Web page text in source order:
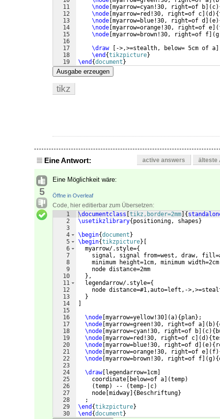
11
12
13
14
15
16
17
18
19
\node myarrow=cyan!30, right=of b ( c)
\node myarrow=red!30, right=of c (d ) {
\node myarrow=blue!30, right=of d (e)
\node myarrow=orange!30, right=of e (
\node myarrow=brown!30, right=of f (g
\draw
->,>=stealth, below= 5cm of a
\end {tikzpicture}
\end {document }
Ausgabe erzeugen
tikz
Eine Antwort: active answers älteste
5
Eine Möglichkeit wäre:
Öffne in Overleaf
Code, hier editierbar zum Übersetzen:
1
2
3
4
5
6
7
8
9
10
11
12
13
14
15
16
17
18
19
20
21
22
23
24
25
26
27
28
29
30
\documentclass tikz,border=2mm {
\usetikzlibrary{ positioning, shapes }
\begin{document }
\begin{tikzpicture}
  myarrow/.style=
{
signal, signal from=west, draw,
minimum height=1cm, minimum
    node distance=2mm
} ,
  legendarrow/.style=
{
node distance=#1,auto=left,-
}
\node myarrow=yellow!30 (a) { plan} ;
\node myarrow=green!30, right=of a ( b) {
\node myarrow=cyan!30, right=of b ( c) {
\node myarrow=red!30, right=of c (d ) {
\node myarrow=blue!30, right=of d (e) {
\node myarrow=orange!30, right=of e ( f)
\node myarrow=brown!30, right=of f (g) {
\draw[ legendarrow=1cm
    coordinate
below=of a (temp)
(temp) -- (temp-|c)
    node
midway { Beschriftung}
  ;
\end {tikzpicture}
\end {document }